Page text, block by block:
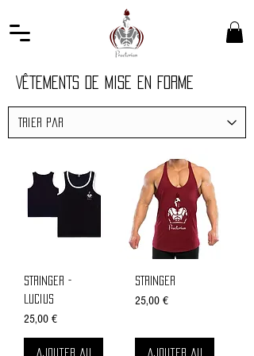
VÊTEMENTS DE MISE EN FORME
STRINGER -
Lucius
Prix
25,00 €
Ajouter au
STRINGER
Prix
25,00 €
Ajouter au